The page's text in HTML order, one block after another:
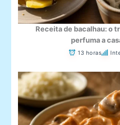
Receita de bacalhau: o
perfuma a
13 horas